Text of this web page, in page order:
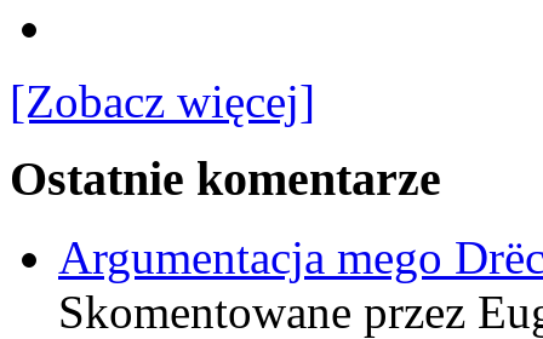
[Zobacz więcej]
Ostatnie komentarze
Argumentacja mego
Skomentowane przez